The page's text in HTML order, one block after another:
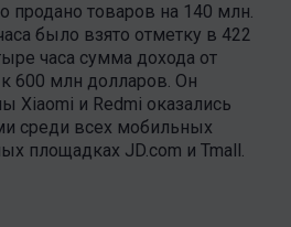
продано товаров на 140 млн.
было взято отметку в 422
часа сумма дохода от
600 млн долларов. Он
Xiaomi и Redmi оказались
среди всех мобильных
площадках JD.com и Tmall.